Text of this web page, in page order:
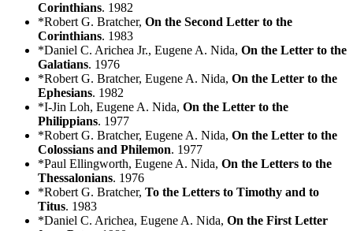
Corinthians. 1982
*Robert G. Bratcher, On the Second Letter to the
Corinthians. 1983
*Daniel C. Arichea Jr., Eugene A. Nida, On the Letter to the
Galatians. 1976
*Robert G. Bratcher, Eugene A. Nida, On the Letter to the
Ephesians. 1982
*I-Jin Loh, Eugene A. Nida, On the Letter to the
Philippians. 1977
*Robert G. Bratcher, Eugene A. Nida, On the Letter to the
Colossians and Philemon. 1977
*Paul Ellingworth, Eugene A. Nida, On the Letters to the
Thessalonians. 1976
*Robert G. Bratcher, To the Letters to Timothy and to
Titus. 1983
*Daniel C. Arichea, Eugene A. Nida, On the First Letter